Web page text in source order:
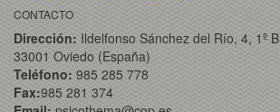
CONTACTO
Dirección: Ildelfonso Sánchez del Río, 4, 1º B
33001 Oviedo (España)
Teléfono: 985 285 778
Fax:985 281 374